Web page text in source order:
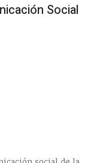
Social